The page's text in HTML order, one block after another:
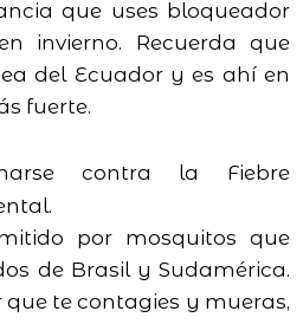
que uses bloqueador
invierno. Recuerda que
del Ecuador y es ahí en
fuerte.
contra la Fiebre
por mosquitos que
de Brasil y Sudamérica.
te contagies y mueras,